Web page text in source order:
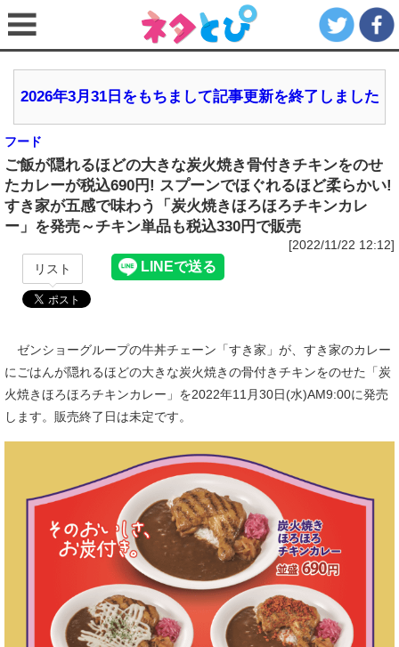
2026年3月31日をもちまして記事更新を終了しました
フード
ご飯が隠れるほどの大きな炭火焼き骨付きチキンをのせ
たカレーが税込690円! スプーンでほぐれるほど柔らかい!
すき家が五感で味わう「炭火焼きほろほろチキンカレ
ー」を発売～チキン単品も税込330円で販売
[2022/11/22 12:12]
リスト
ゼンショーグループの牛丼チェーン「すき家」が、すき家のカレー
にごはんが隠れるほどの大きな炭火焼きの骨付きチキンをのせた「炭
火焼きほろほろチキンカレー」を2022年11月30日(水)AM9:00に発売
します。販売終了日は未定です。